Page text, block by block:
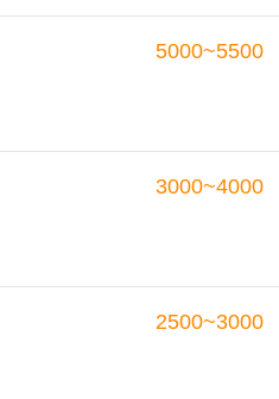
5000~5500
3000~4000
2500~3000